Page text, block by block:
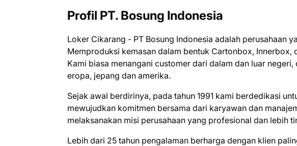
Profil PT. Bosung Indonesia
Loker Cikarang - PT Bosung Indonesia adalah perusahaan
Memproduksi kemasan dalam bentuk Cartonbox,
Kami biasa menangani customer dari dalam dan luar
eropa, jepang dan amerika.
Sejak awal berdirinya, pada tahun 1991 kami berdedikasi
mewujudkan komitmen bersama dari karyawan dan
melaksanakan misi perusahaan yang profesional dan lebih
Lebih dari 25 tahun pengalaman berharga dengan klien